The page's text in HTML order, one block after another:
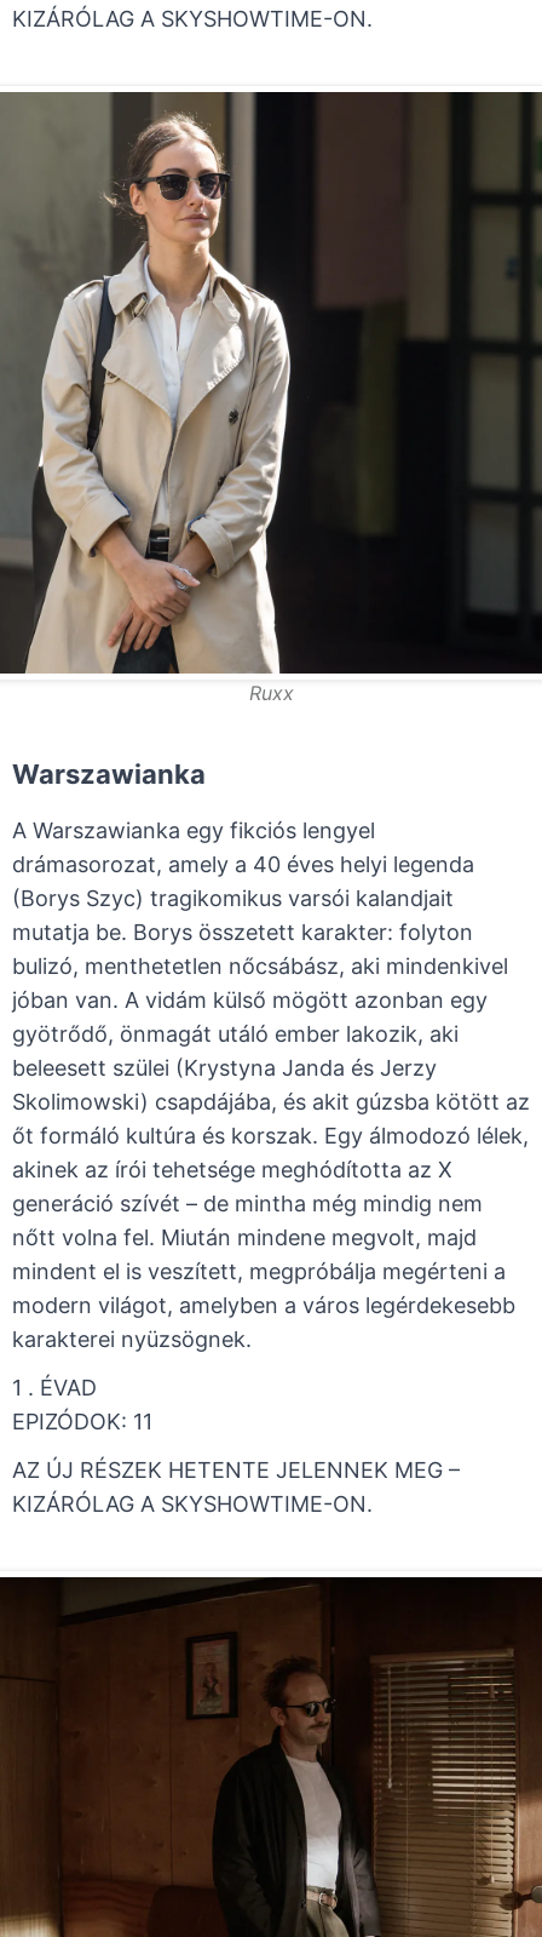
KIZÁRÓLAG A SKYSHOWTIME-ON.
Ruxx
Warszawianka
A Warszawianka egy fikciós lengyel
drámasorozat, amely a 40 éves helyi legenda
(Borys Szyc) tragikomikus varsói kalandjait
mutatja be. Borys összetett karakter: folyton
bulizó, menthetetlen nőcsábász, aki mindenkivel
jóban van. A vidám külső mögött azonban egy
gyötrődő, önmagát utáló ember lakozik, aki
beleesett szülei (Krystyna Janda és Jerzy
Skolimowski) csapdájába, és akit gúzsba kötött az
őt formáló kultúra és korszak. Egy álmodozó lélek,
akinek az írói tehetsége meghódította az X
generáció szívét – de mintha még mindig nem
nőtt volna fel. Miután mindene megvolt, majd
mindent el is veszített, megpróbálja megérteni a
modern világot, amelyben a város legérdekesebb
karakterei nyüzsögnek.
1 . ÉVAD ​
​EPIZÓDOK: 11
AZ ÚJ RÉSZEK HETENTE JELENNEK MEG –
KIZÁRÓLAG A SKYSHOWTIME-ON.